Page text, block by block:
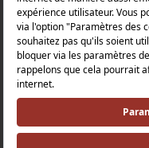
Politique de
Politique de